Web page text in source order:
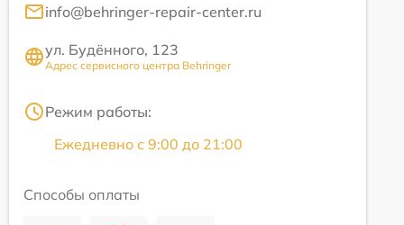
info@behringer-repair-center.ru
ул. Будённого, 123
Адрес сервисного центра Behringer
Режим работы:
Ежедневно с 9:00 до 21:00
Способы оплаты